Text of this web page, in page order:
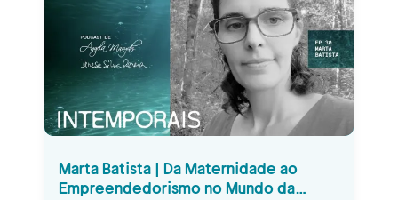
Marta Batista | Da Maternidade ao
Empreendedorismo no Mundo da